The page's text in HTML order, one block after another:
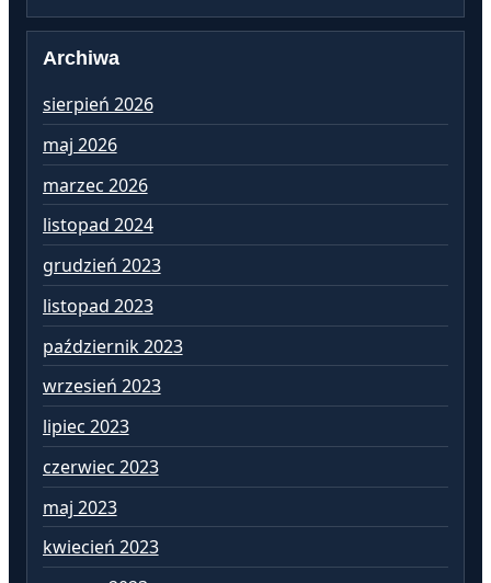
Archiwa
sierpień 2026
maj 2026
marzec 2026
listopad 2024
grudzień 2023
listopad 2023
październik 2023
wrzesień 2023
lipiec 2023
czerwiec 2023
maj 2023
kwiecień 2023